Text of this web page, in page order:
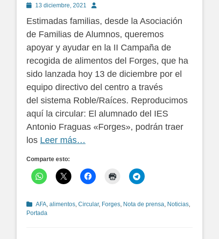
Publicado
13 diciembre, 2021 Autor
Estimadas familias, desde la Asociación
de Familias de Alumnos, queremos
apoyar y ayudar en la II Campaña de
recogida de alimentos del Forges, que ha
sido lanzada hoy 13 de diciembre por el
equipo directivo del centro a través
del sistema Roble/Raíces. Reproducimos
aquí la circular: El alumnado del IES
Antonio Fraguas «Forges», podrán traer
los Leer más…
Comparte esto:
Categorías
AFA alimentos Circular, Forges Nota de prensa Noticias
Portada